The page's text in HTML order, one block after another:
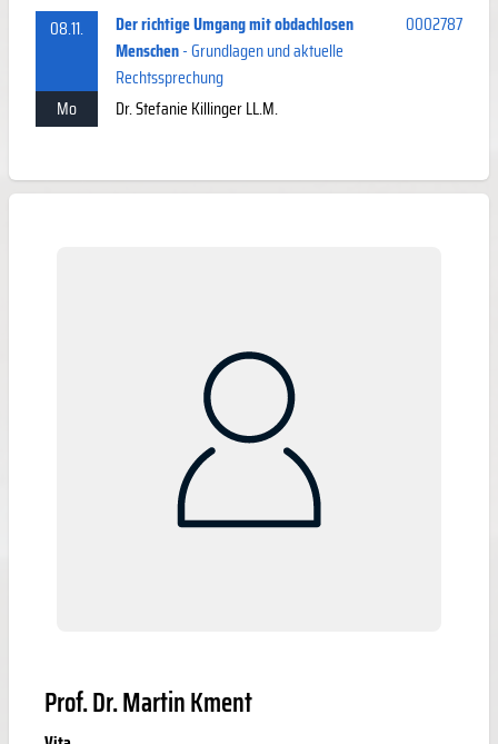
08.11.
Der richtige Umgang mit obdachlosen
Menschen- Grundlagen und aktuelle
Rechtssprechung
0002787
Mo Dr. Stefanie Killinger LL.M.
Prof. Dr. Martin Kment